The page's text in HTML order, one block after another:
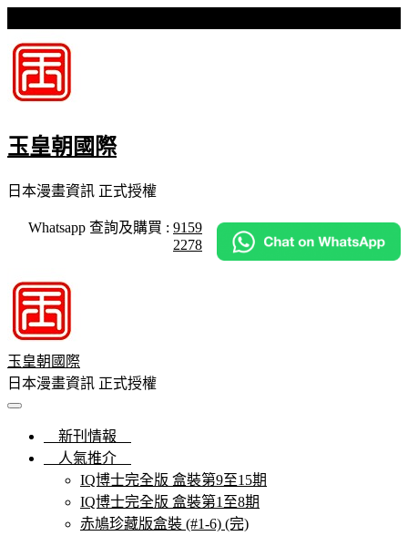
to
content
玉皇朝國際
日本漫畫資訊 正式授權
Whatsapp 查詢及購買 : 9159
2278
玉皇朝國際
日本漫畫資訊 正式授權
新刊情報
人氣推介
IQ博士完全版 盒裝第9至15期
IQ博士完全版 盒裝第1至8期
赤鳩珍藏版盒裝 (#1-6) (完)